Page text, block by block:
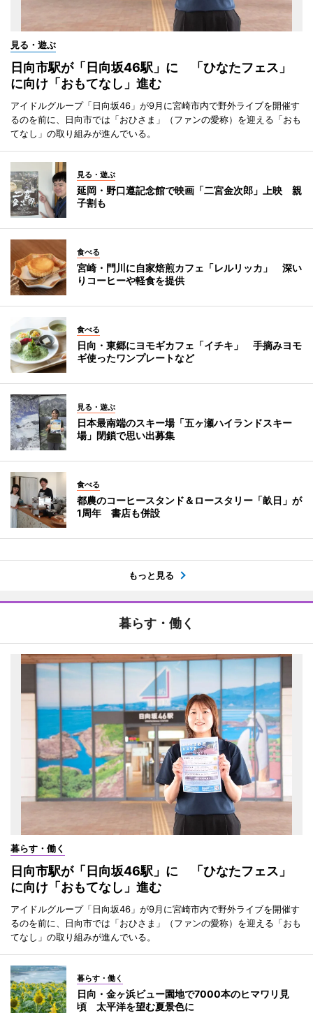
見る・遊ぶ
日向市駅が「日向坂46駅」に 「ひなたフェス」
に向け「おもてなし」進む
アイドルグループ「日向坂46」が9月に宮崎市内で野外ライブを開催す
るのを前に、日向市では「おひさま」（ファンの愛称）を迎える「おも
てなし」の取り組みが進んでいる。
見る・遊ぶ
延岡・野口遵記念館で映画「二宮金次郎」上映 親
子割も
食べる
宮崎・門川に自家焙煎カフェ「レルリッカ」 深い
りコーヒーや軽食を提供
食べる
日向・東郷にヨモギカフェ「イチキ」 手摘みヨモ
ギ使ったワンプレートなど
見る・遊ぶ
日本最南端のスキー場「五ヶ瀬ハイランドスキー
場」閉鎖で思い出募集
食べる
都農のコーヒースタンド＆ロースタリー「畝日」が
1周年 書店も併設
もっと見る
暮らす・働く
暮らす・働く
日向市駅が「日向坂46駅」に 「ひなたフェス」
に向け「おもてなし」進む
アイドルグループ「日向坂46」が9月に宮崎市内で野外ライブを開催す
るのを前に、日向市では「おひさま」（ファンの愛称）を迎える「おも
てなし」の取り組みが進んでいる。
暮らす・働く
日向・金ヶ浜ビュー園地で7000本のヒマワリ見
頃 太平洋を望む夏景色に